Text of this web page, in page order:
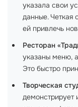
указала свои
данные. Четкая
ей привлечь
Ресторан
указаны меню,
Это быстро
Творческая
демонстрирует